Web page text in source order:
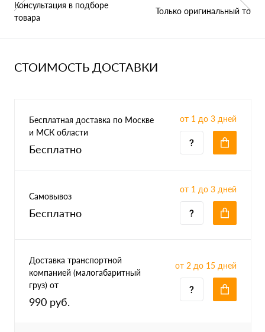
Консультация в подборе
товара
Только оригинальный товар
СТОИМОСТЬ ДОСТАВКИ
Бесплатная доставка по Москве
и МСК области
Бесплатно
от 1 до 3 дней
Самовывоз
Бесплатно
от 1 до 3 дней
Доставка транспортной
компанией (малогабаритный
груз) от
990 руб.
от 2 до 15 дней